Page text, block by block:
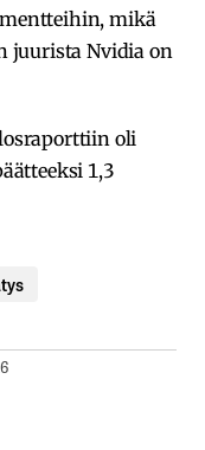
mikä
juurista Nvidia on
oli
1,3